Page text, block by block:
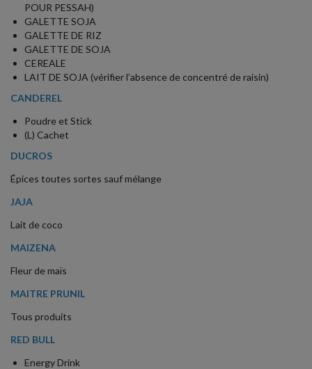
POUR PESSAH)
GALETTE SOJA
GALETTE DE RIZ
GALETTE DE SOJA
CEREALE
LAIT DE SOJA (vérifier l’absence de concentré de raisin)
CANDEREL
Poudre et Stick
(L) Cachet
DUCROS
Épices toutes sortes sauf mélange
JAJA
Lait de coco
MAIZENA
Fleur de maïs
MAITRE PRUNIL
Tous produits
RED BULL
Energy Drink